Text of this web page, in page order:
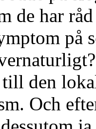
de har
på
den
Och